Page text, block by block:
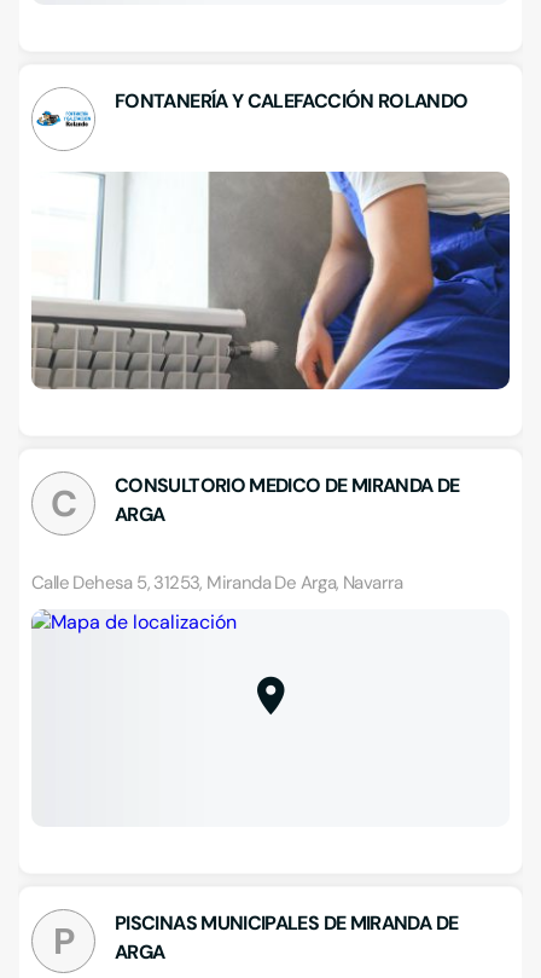
FONTANERÍA Y CALEFACCIÓN ROLANDO
C
CONSULTORIO MEDICO DE MIRANDA DE
ARGA
Calle Dehesa 5, 31253, Miranda De Arga, Navarra
P
PISCINAS MUNICIPALES DE MIRANDA DE
ARGA